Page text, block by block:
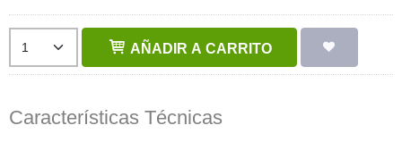
AÑADIR A CARRITO
Características Técnicas